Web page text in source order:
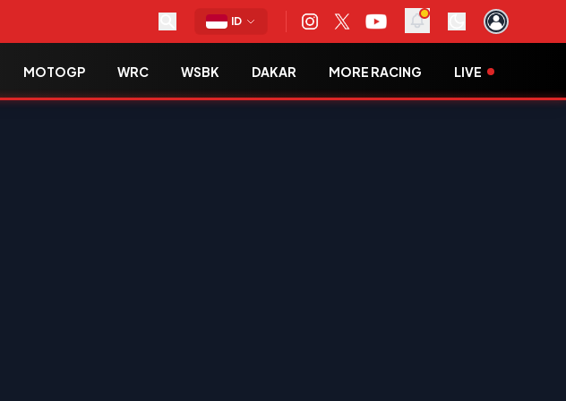
ID
MOTOGP WRC WSBK DAKAR MORE RACING LIVE